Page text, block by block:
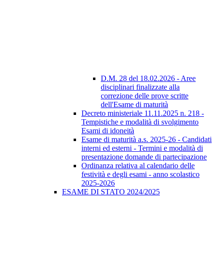
D.M. 28 del 18.02.2026 - Aree
disciplinari finalizzate alla
correzione delle prove scritte
dell'Esame di maturità
Decreto ministeriale 11.11.2025 n. 218 -
Tempistiche e modalità di svolgimento
Esami di idoneità
Esame di maturità a.s. 2025-26 - Candidati
interni ed esterni - Termini e modalità di
presentazione domande di partecipazione
Ordinanza relativa al calendario delle
festività e degli esami - anno scolastico
2025-2026
ESAME DI STATO 2024/2025